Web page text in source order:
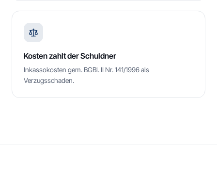
Kosten zahlt der Schuldner
Inkassokosten gem. BGBl. II Nr. 141/1996 als
Verzugsschaden.